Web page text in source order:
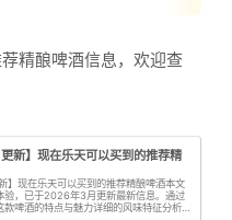
精酿啤酒信息，欢迎查
新】现在乐天可以买到的推荐精
】现在乐天可以买到的推荐精酿啤酒本文
验，已于2026年3月更新最新信息。通过
款啤酒的特点与魅力详细的风味特征分析